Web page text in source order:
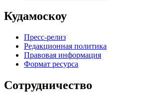
Кудамоскоу
Пресс-релиз
Редакционная политика
Правовая информация
Формат ресурса
Сотрудничество